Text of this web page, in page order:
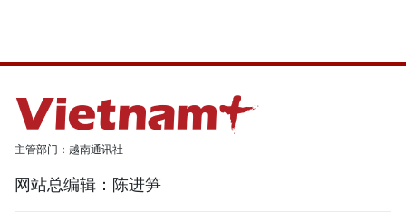
主管部门：越南通讯社
网站总编辑：陈进笋